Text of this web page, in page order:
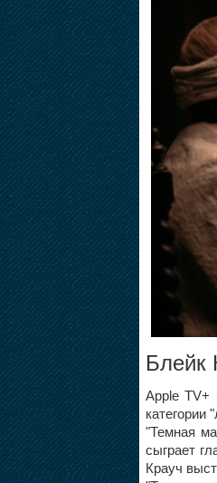
Блейк
Apple TV+
"Темная
сыграет
Крауч